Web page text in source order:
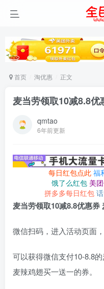
首页 淘优惠 正文
麦当劳领取10减8.8
qmtao
6年前更新
每日红包点此 福
饿了么红包 美
拼多多每日红包
麦当劳领取10减8.8优惠券
微信扫码，进入活动页面
可以获得微信支付10-8.8
麦辣鸡翅买一送一的券。